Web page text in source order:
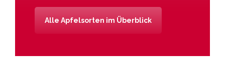
Alle Apfelsorten im Überblick